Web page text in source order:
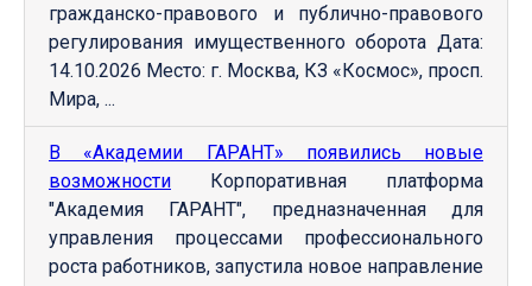
гражданско-правового и публично-правового
регулирования имущественного оборота Дата:
14.10.2026 Место: г. Москва, КЗ «Космос», просп.
Мира, ...
В «Академии ГАРАНТ» появились новые
возможности Корпоративная платформа
"Академия ГАРАНТ", предназначенная для
управления процессами профессионального
роста работников, запустила новое направление